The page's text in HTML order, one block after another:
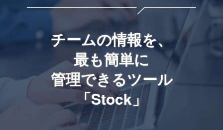
チームの情報を、
最も簡単に
管理できるツール
「Stock」